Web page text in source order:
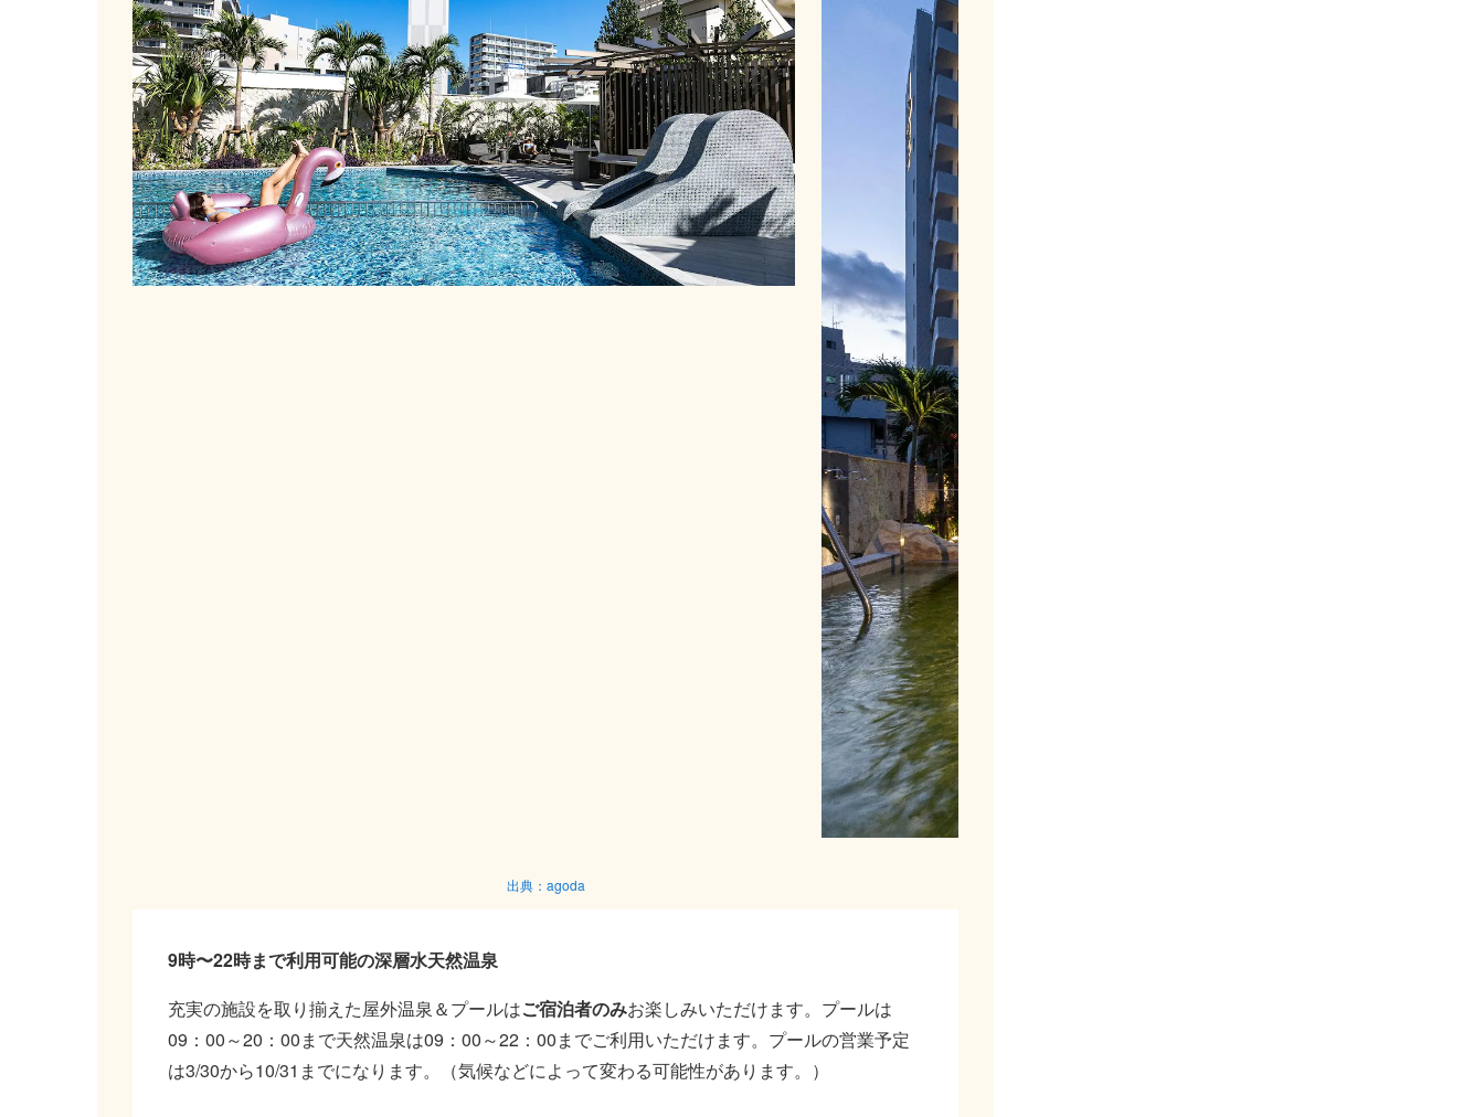
出典：agoda
9時〜22時まで利用可能の深層水天然温泉
充実の施設を取り揃えた屋外温泉＆プールはご宿泊者のみお楽しみいただけます。プールは
09：00～20：00まで天然温泉は09：00～22：00までご利用いただけます。プールの営業予定
は3/30から10/31までになります。（気候などによって変わる可能性があります。）